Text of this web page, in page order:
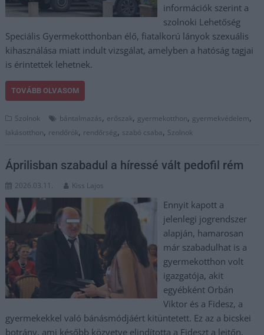
információk szerint a
szolnoki Lehetőség
Speciális Gyermekotthonban élő, fiatalkorú lányok szexuális
kihasználása miatt indult vizsgálat, amelyben a hatóság tagjai
is érintettek lehetnek.
TOVÁBB OLVASOM
Szolnok bántalmazás, erőszak, gyermekotthon, gyermekvédelem,
lakásotthon, rendőrök, rendőrség, szabó csaba, Szolnok
Áprilisban szabadul a híressé vált pedofil rém
2026.03.11. Kiss Lajos
Ennyit kapott a
jelenlegi jogrendszer
alapján, hamarosan
már szabadulhat is a
gyermekotthon volt
igazgatója, akit
egyébként Orbán
Viktor és a Fidesz, a
gyermekekkel való bánásmódjáért kitüntetett. Ez az a bicskei
botrány, ami később közvetve elindította a Fideszt a lejtőn.